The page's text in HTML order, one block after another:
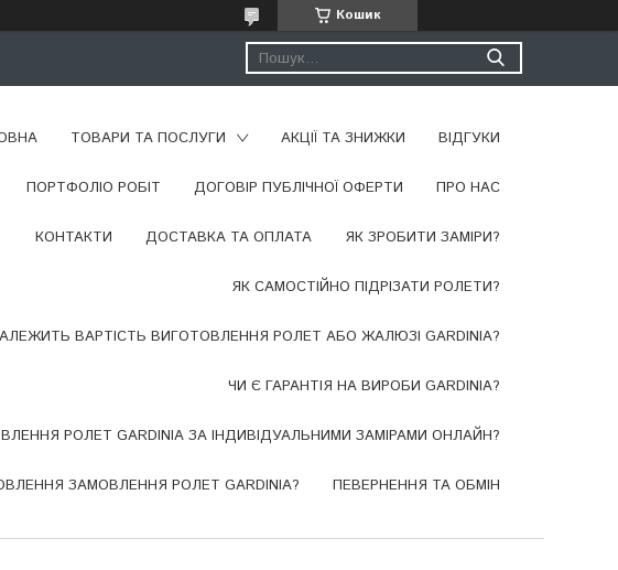
Кошик
ТОВАРИ ТА ПОСЛУГИ АКЦІЇ ТА ЗНИЖКИ ВІДГУКИ
ПОРТФОЛІО РОБІТ ДОГОВІР ПУБЛІЧНОЇ ОФЕРТИ ПРО НАС
КОНТАКТИ ДОСТАВКА ТА ОПЛАТА ​ЯК ЗРОБИТИ ЗАМІРИ?
ЯК САМОСТІЙНО ПІДРІЗАТИ РОЛЕТИ?
ВАРТІСТЬ ВИГОТОВЛЕННЯ РОЛЕТ АБО ЖАЛЮЗІ GARDINIA?
ЧИ Є ГАРАНТІЯ НА ВИРОБИ GARDINIA?
РОЛЕТ GARDINIA ЗА ІНДИВІДУАЛЬНИМИ ЗАМІРАМИ ОНЛАЙН?
ЗАМОВЛЕННЯ РОЛЕТ GARDINIA? ПЕВЕРНЕННЯ ТА ОБМІН